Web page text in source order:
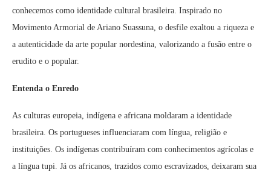
conhecemos como identidade cultural brasileira. Inspirado no
Movimento Armorial de Ariano Suassuna, o desfile exaltou a riqueza e
a autenticidade da arte popular nordestina, valorizando a fusão entre o
erudito e o popular.
Entenda o Enredo
As culturas europeia, indígena e africana moldaram a identidade
brasileira. Os portugueses influenciaram com língua, religião e
instituições. Os indígenas contribuíram com conhecimentos agrícolas e
a língua tupi. Já os africanos, trazidos como escravizados, deixaram sua